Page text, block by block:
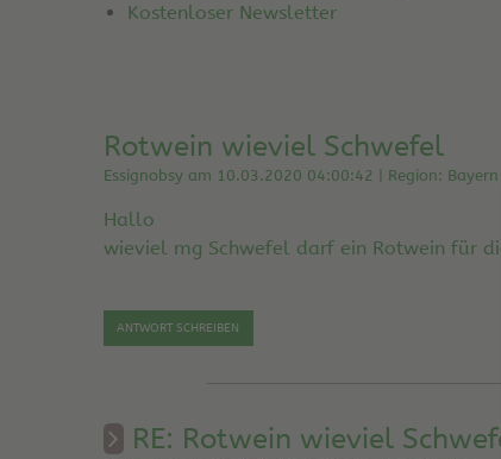
Kostenloser Newsletter
Rotwein wieviel Schwefel
Essignobsy am 10.03.2020 04:00:42 | Region: Bayern
Hallo
wieviel mg Schwefel darf ein Rotwein für
ANTWORT SCHREIBEN
RE: Rotwein wieviel